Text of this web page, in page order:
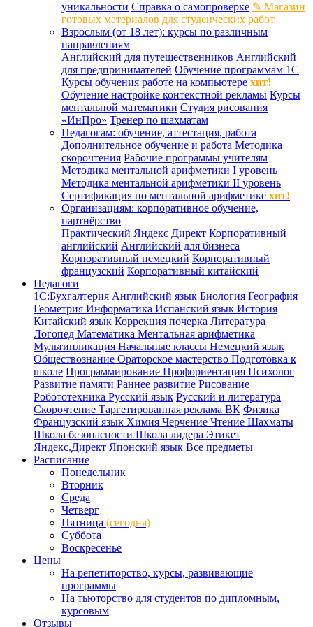
уникальности Справка о самопроверке ✎ Магазин
готовых материалов для студенческих работ
Взрослым (от 18 лет): курсы по различным
направлениям
Английский для путешественников Английский
для предпринимателей Обучение программам 1С
Курсы обучения работе на компьютере хит!
Обучение настройке контекстной рекламы Курсы
ментальной математики Студия рисования
«ИнПро» Тренер по шахматам
Педагогам: обучение, аттестация, работа
Дополнительное обучение и работа Методика
скорочтения Рабочие программы учителям
Методика ментальной арифметики I уровень
Методика ментальной арифметики II уровень
Сертификация по ментальной арифметике хит!
Организациям: корпоративное обучение,
партнёрство
Практический Яндекс Директ Корпоративный
английский Английский для бизнеса
Корпоративный немецкий Корпоративный
французский Корпоративный китайский
Педагоги
1С:Бухгалтерия Английский язык Биология География
Геометрия Информатика Испанский язык История
Китайский язык Коррекция почерка Литература
Логопед Математика Ментальная арифметика
Мультипликация Начальные классы Немецкий язык
Обществознание Ораторское мастерство Подготовка к
школе Программирование Профориентация Психолог
Развитие памяти Раннее развитие Рисование
Робототехника Русский язык Русский и литература
Скорочтение Таргетированная реклама ВК Физика
Французский язык Химия Черчение Чтение Шахматы
Школа безопасности Школа лидера Этикет
Яндекс.Директ Японский язык Все предметы
Расписание
Понедельник
Вторник
Среда
Четверг
Пятница (сегодня)
Суббота
Воскресенье
Цены
На репетиторство, курсы, развивающие
программы
На тьюторство для студентов по дипломным,
курсовым
Отзывы